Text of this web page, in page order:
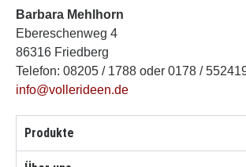
Barbara Mehlhorn
Ebereschenweg 4
86316 Friedberg
Telefon: 08205 / 1788 oder 0178 /
info@vollerideen.de
Produkte